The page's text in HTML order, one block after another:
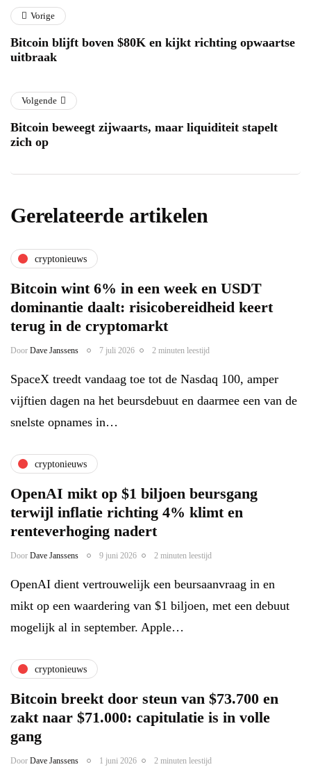
Vorige
Bitcoin blijft boven $80K en kijkt richting opwaartse
uitbraak
Volgende
Bitcoin beweegt zijwaarts, maar liquiditeit stapelt
zich op
Gerelateerde artikelen
cryptonieuws
Bitcoin wint 6% in een week en USDT
dominantie daalt: risicobereidheid keert
terug in de cryptomarkt
Door Dave Janssens 7 juli 2026 2 minuten leestijd
SpaceX treedt vandaag toe tot de Nasdaq 100, amper
vijftien dagen na het beursdebuut en daarmee een van de
snelste opnames in…
cryptonieuws
OpenAI mikt op $1 biljoen beursgang
terwijl inflatie richting 4% klimt en
renteverhoging nadert
Door Dave Janssens 9 juni 2026 2 minuten leestijd
OpenAI dient vertrouwelijk een beursaanvraag in en
mikt op een waardering van $1 biljoen, met een debuut
mogelijk al in september. Apple…
cryptonieuws
Bitcoin breekt door steun van $73.700 en
zakt naar $71.000: capitulatie is in volle
gang
Door Dave Janssens 1 juni 2026 2 minuten leestijd